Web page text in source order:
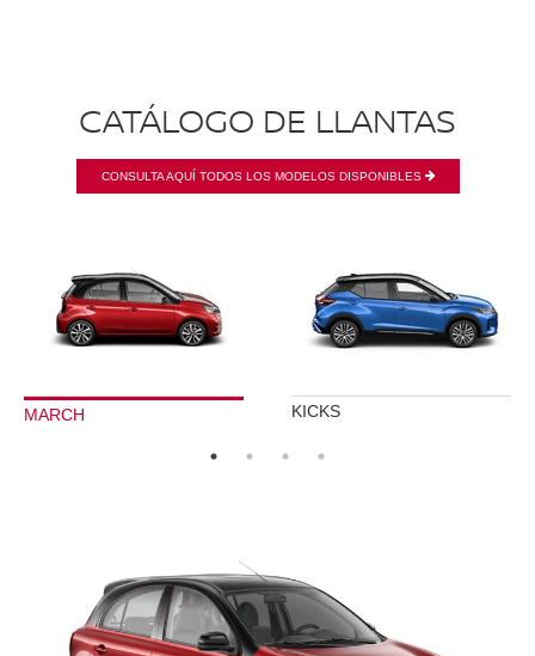
CATÁLOGO DE LLANTAS
CONSULTA AQUÍ TODOS LOS MODELOS DISPONIBLES
MARCH KICKS